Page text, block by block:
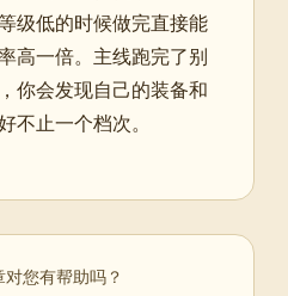
级低的时候做完直接能
高一倍。主线跑完了别
你会发现自己的装备和
不止一个档次。
您有帮助吗？